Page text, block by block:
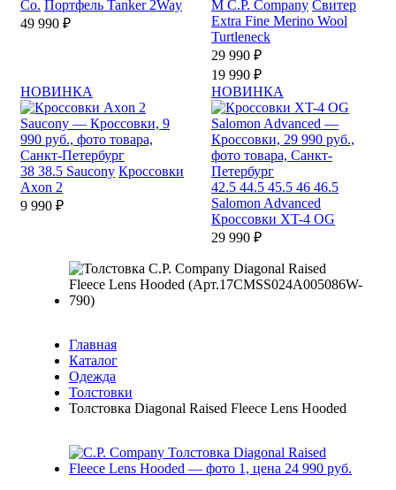
Co. Портфель Tanker 2Way
49 990 ₽
М C.P. Company Свитер
Extra Fine Merino Wool
Turtleneck
29 990 ₽
19 990 ₽
НОВИНКА
38 38.5 Saucony Кроссовки
Axon 2
9 990 ₽
НОВИНКА
42.5 44.5 45.5 46 46.5
Salomon Advanced
Кроссовки XT-4 OG
29 990 ₽
Главная
Каталог
Одежда
Толстовки
Толстовка Diagonal Raised Fleece Lens Hooded